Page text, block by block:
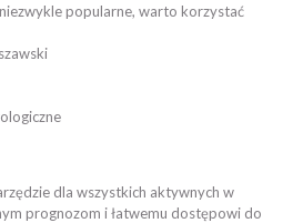
popularne, warto korzystać
dla wszystkich aktywnych w
prognozom i łatwemu dostępowi do